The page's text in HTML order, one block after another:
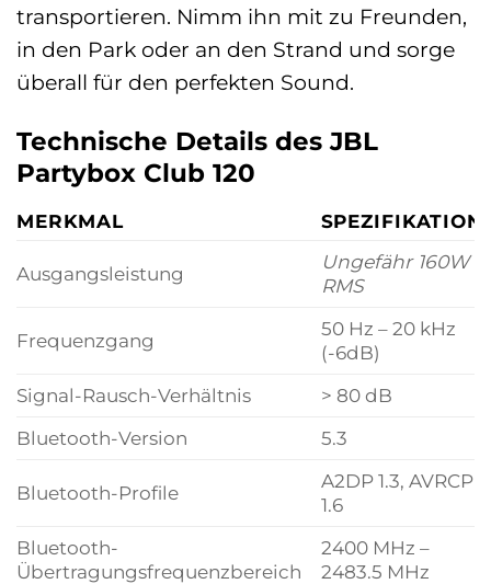
transportieren. Nimm ihn mit zu Freunden,
in den Park oder an den Strand und sorge
überall für den perfekten Sound.
Technische Details des JBL
Partybox Club 120
MERKMAL SPEZIFIKATION
Ausgangsleistung
Ungefähr 160W
RMS
Frequenzgang
50 Hz – 20 kHz
(-6dB)
Signal-Rausch-Verhältnis
> 80 dB
Bluetooth-Version
5.3
Bluetooth-Profile
A2DP 1.3, AVRCP
1.6
Bluetooth-
Übertragungsfrequenzbereich
2400 MHz –
2483.5 MHz